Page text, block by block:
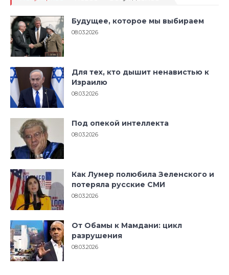
Будущее, которое мы выбираем
08.03.2026
Для тех, кто дышит ненавистью к
Израилю
08.03.2026
Под опекой интеллекта
08.03.2026
Как Лумер полюбила Зеленского и
потеряла русские СМИ
08.03.2026
От Обамы к Мамдани: цикл
разрушения
08.03.2026